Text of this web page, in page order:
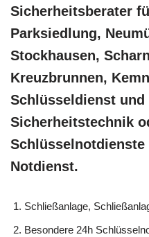
Sicherheitsberater
Parksiedlung,
Stockhausen,
Kreuzbrunnen,
Schlüsseldienst
Sicherheitstechnik
Schlüsselnotdienste
Notdienst.
Schließanlage,
Besondere 24h